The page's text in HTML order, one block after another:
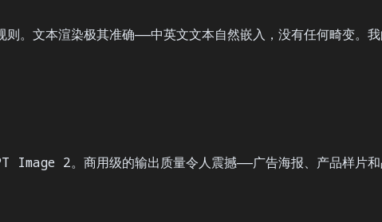
。文本渲染极其准确——中英文文本自然嵌入，没有任何畸变。我
Image 2。商用级的输出质量令人震撼——广告海报、产品样片